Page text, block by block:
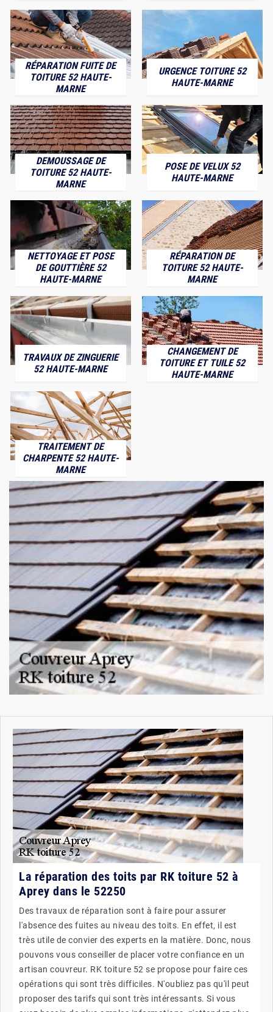
RÉPARATION FUITE DE
TOITURE 52 HAUTE-
MARNE
URGENCE TOITURE 52
HAUTE-MARNE
DEMOUSSAGE DE
TOITURE 52 HAUTE-
MARNE
POSE DE VELUX 52
HAUTE-MARNE
NETTOYAGE ET POSE
DE GOUTTIÈRE 52
HAUTE-MARNE
RÉPARATION DE
TOITURE 52 HAUTE-
MARNE
TRAVAUX DE ZINGUERIE
52 HAUTE-MARNE
CHANGEMENT DE
TOITURE ET TUILE 52
HAUTE-MARNE
TRAITEMENT DE
CHARPENTE 52 HAUTE-
MARNE
La réparation des toits par RK toiture 52 à
Aprey dans le 52250
Des travaux de réparation sont à faire pour assurer
l'absence des fuites au niveau des toits. En effet, il est
très utile de convier des experts en la matière. Donc, nous
pouvons vous conseiller de placer votre confiance en un
artisan couvreur. RK toiture 52 se propose pour faire ces
opérations qui sont très difficiles. N'oubliez pas qu'il peut
proposer des tarifs qui sont très intéressants. Si vous